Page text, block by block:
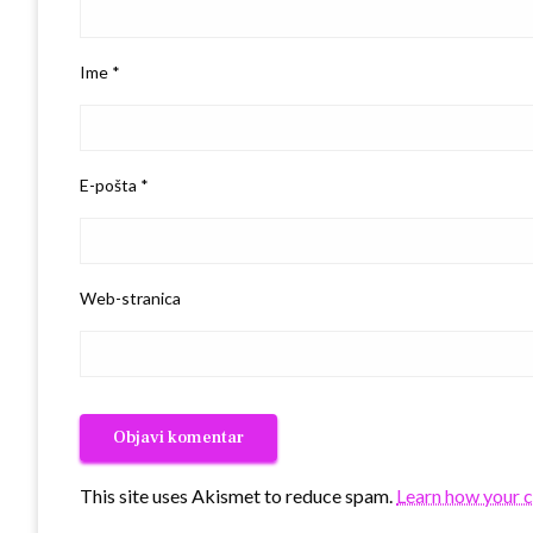
Ime *
E-pošta *
Web-stranica
This site uses Akismet to reduce spam. Learn how your